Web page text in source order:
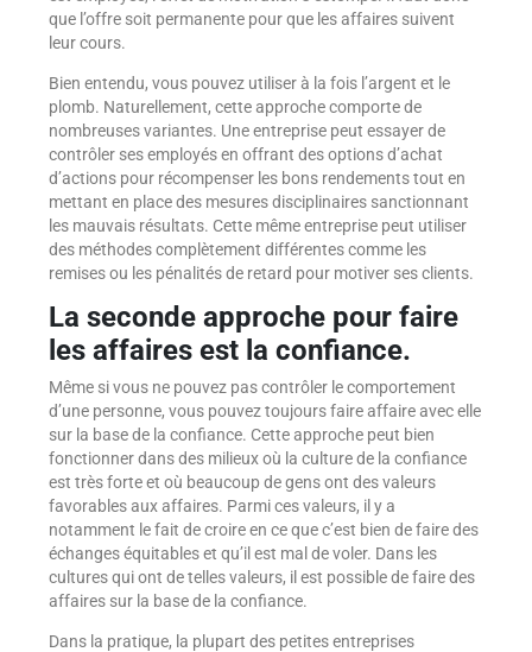
que l’offre soit permanente pour que les affaires suivent
leur cours.
Bien entendu, vous pouvez utiliser à la fois l’argent et le
plomb. Naturellement, cette approche comporte de
nombreuses variantes. Une entreprise peut essayer de
contrôler ses employés en offrant des options d’achat
d’actions pour récompenser les bons rendements tout en
mettant en place des mesures disciplinaires sanctionnant
les mauvais résultats. Cette même entreprise peut utiliser
des méthodes complètement différentes comme les
remises ou les pénalités de retard pour motiver ses clients.
La seconde approche pour faire
les affaires est la confiance.
Même si vous ne pouvez pas contrôler le comportement
d’une personne, vous pouvez toujours faire affaire avec elle
sur la base de la confiance. Cette approche peut bien
fonctionner dans des milieux où la culture de la confiance
est très forte et où beaucoup de gens ont des valeurs
favorables aux affaires. Parmi ces valeurs, il y a
notamment le fait de croire en ce que c’est bien de faire des
échanges équitables et qu’il est mal de voler. Dans les
cultures qui ont de telles valeurs, il est possible de faire des
affaires sur la base de la confiance.
Dans la pratique, la plupart des petites entreprises